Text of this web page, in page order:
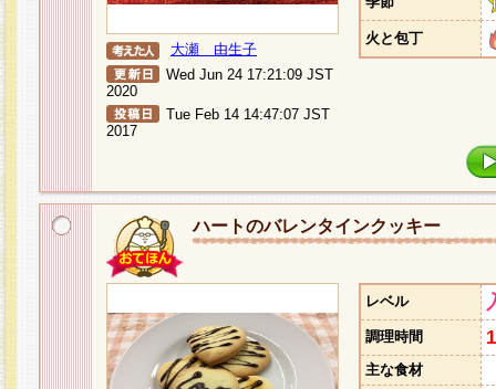
大瀬 由生子
Wed Jun 24 17:21:09 JST
2020
Tue Feb 14 14:47:07 JST
2017
火と包丁
ハートのバレンタインクッキー
レベル
調理時間
主な食材